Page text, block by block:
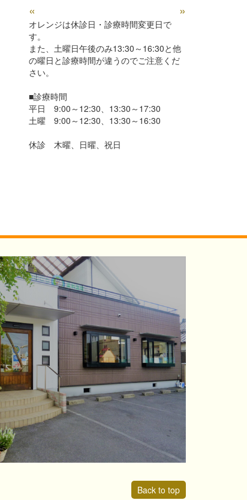
« »
オレンジは休診日・診療時間変更日で
す。
また、土曜日午後のみ13:30～16:30と他
の曜日と診療時間が違うのでご注意くだ
さい。
■診療時間
平日 9:00～12:30、13:30～17:30
土曜 9:00～12:30、13:30～16:30
休診 木曜、日曜、祝日
Back to top